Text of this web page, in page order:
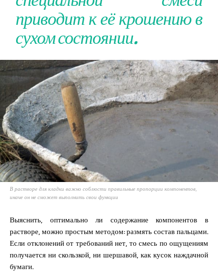
приводит к её крошению в
сухом состоянии.
В растворе для кладки важно соблюсти правильные пропорции компонентов,
иначе он не сможет выполнить свои функции
Выяснить, оптимально ли содержание компонентов в
растворе, можно простым методом: размять состав пальцами.
Если отклонений от требований нет, то смесь по ощущениям
получается ни скользкой, ни шершавой, как кусок наждачной
бумаги.